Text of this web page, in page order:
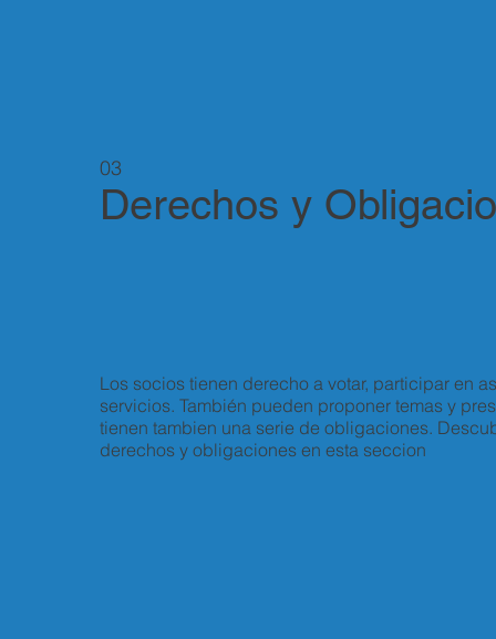
Los socios tienen derecho a votar, participar en
servicios. También pueden proponer temas y
tienen tambien una serie de obligaciones.
derechos y obligaciones en esta seccion
Derechos y
03